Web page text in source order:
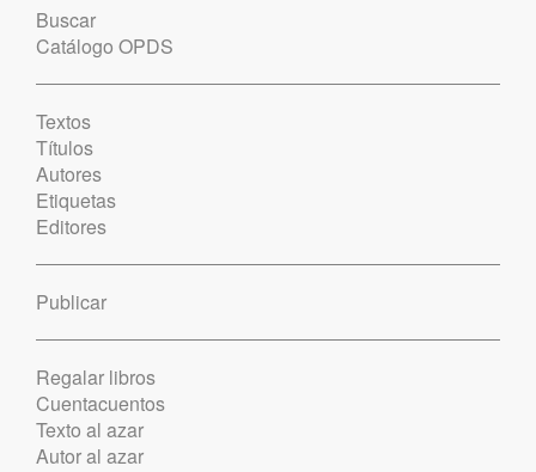
Buscar
Catálogo OPDS
Textos
Títulos
Autores
Etiquetas
Editores
Publicar
Regalar libros
Cuentacuentos
Texto al azar
Autor al azar